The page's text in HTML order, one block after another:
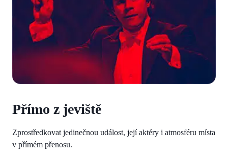
Přímo z jeviště
Zprostředkovat jedinečnou událost, její aktéry i atmosféru místa
v přímém přenosu.